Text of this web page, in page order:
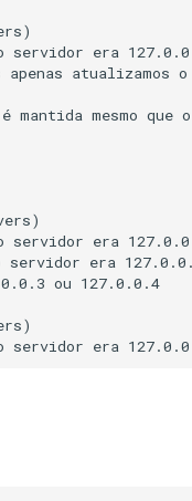
era 127.0.0.2,
atualizamos o
mesmo que
era 127.0.0.2,
era
ou 127.0.0.4